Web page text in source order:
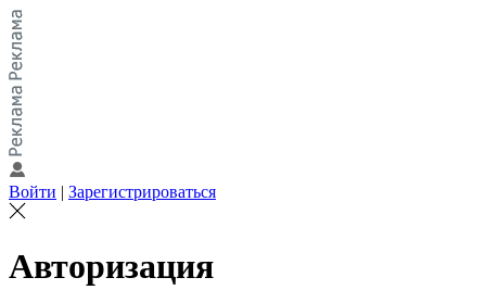
Войти | Зарегистрироваться
Авторизация